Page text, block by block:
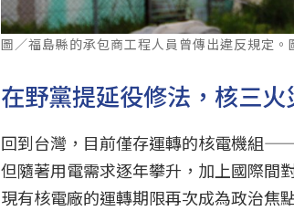
圖／福島縣的承包商工程人員曾傳出違反規
在野黨提延役修法，核三
回到台灣，目前僅存運轉的核電機組
但隨著用電需求逐年攀升，加上國際間
現有核電廠的運轉期限再次成為政治焦